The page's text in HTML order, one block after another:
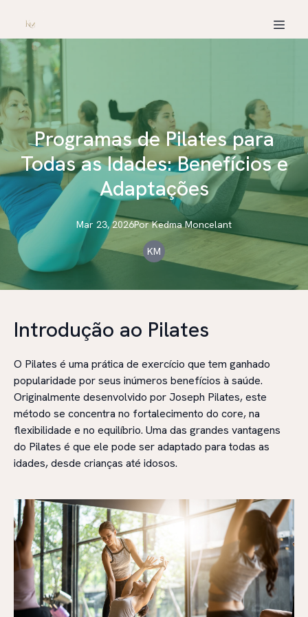
Programas de Pilates para
Todas as Idades: Benefícios e
Adaptações
Mar 23, 2026Por Kedma Moncelant
KM
Introdução ao Pilates
O Pilates é uma prática de exercício que tem ganhado
popularidade por seus inúmeros benefícios à saúde.
Originalmente desenvolvido por Joseph Pilates, este
método se concentra no fortalecimento do core, na
flexibilidade e no equilíbrio. Uma das grandes vantagens
do Pilates é que ele pode ser adaptado para todas as
idades, desde crianças até idosos.